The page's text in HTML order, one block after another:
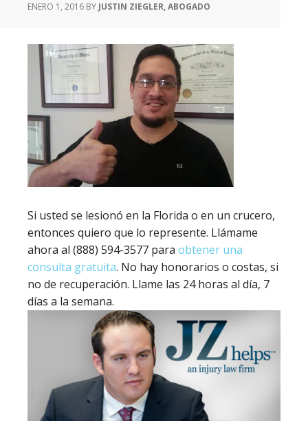
ENERO 1, 2016 BY JUSTIN ZIEGLER, ABOGADO
Si usted se lesionó en la Florida o en un crucero,
entonces quiero que lo represente. Llámame
ahora al (888) 594-3577 para obtener una
consulta gratuita. No hay honorarios o costas, si
no de recuperación. Llame las 24 horas al día, 7
días a la semana.